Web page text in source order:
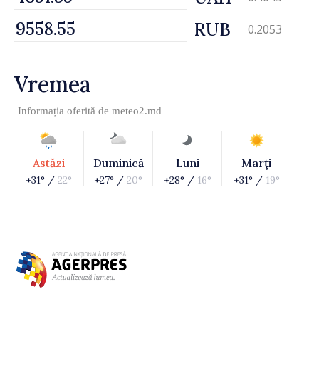
RUB 0.2053
Vremea
Informația oferită de meteo2.md
Astăzi
+31° / 22°
Duminică
+27° / 20°
Luni
+28° / 16°
Marţi
+31° / 19°